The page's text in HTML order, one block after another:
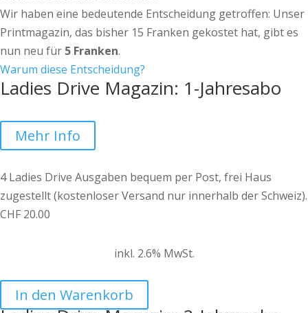
Wir haben eine bedeutende Entscheidung getroffen: Unser
Printmagazin, das bisher 15 Franken gekostet hat, gibt es
nun neu für 5 Franken.
Warum diese Entscheidung?
Ladies Drive Magazin: 1-Jahresabo
Mehr Info
4 Ladies Drive Ausgaben bequem per Post, frei Haus
zugestellt (kostenloser Versand nur innerhalb der Schweiz).
CHF 20.00
inkl. 2.6% MwSt.
In den Warenkorb